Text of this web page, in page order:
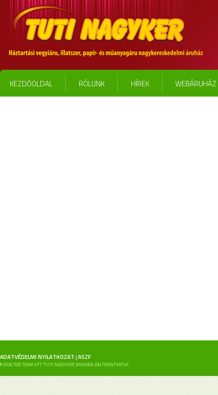
KEZDŐOLDAL RÓLUNK HÍREK WEBÁRUHÁZ
ADATVÉDELMI NYILATKOZAT |ASZF
© EXACTOR TEAM KFT. "TUTI NAGYKER", MINDEN JOG FENNTARTVA